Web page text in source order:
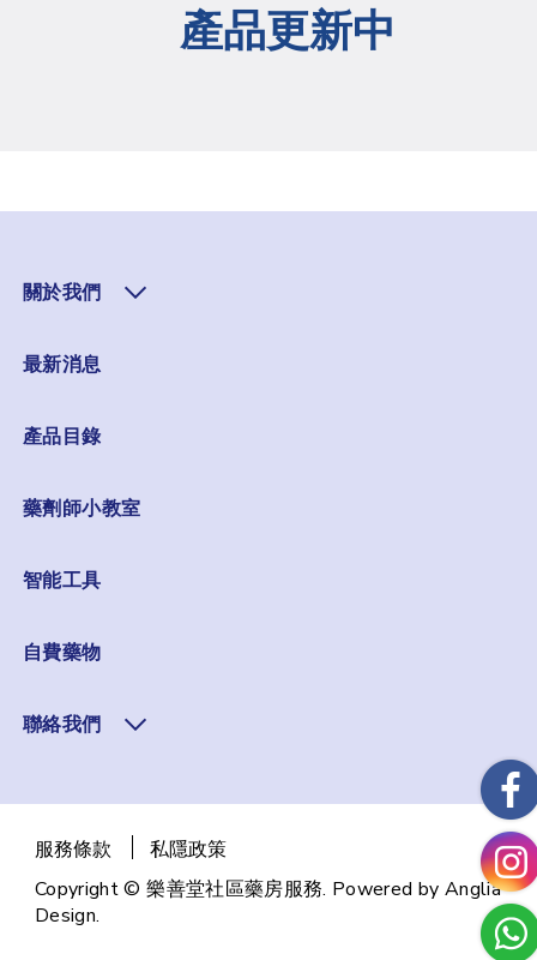
產品更新中
關於我們
最新消息
產品目錄
藥劑師小教室
智能工具
自費藥物
聯絡我們
服務條款
私隱政策
Copyright © 樂善堂社區藥房服務. Powered by Anglia
Design.